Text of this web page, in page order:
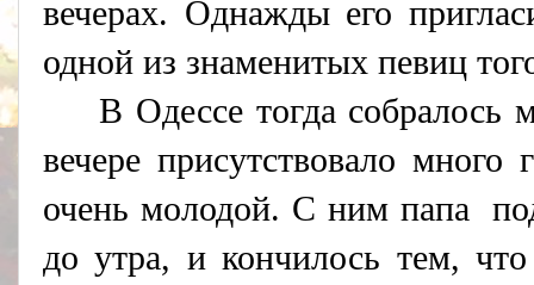
вечерах. Однажды его
одной из знаменитых певиц
В Одессе тогда
вечере присутствовало
очень молодой. C ним папа
до утра, и кончилось тем,